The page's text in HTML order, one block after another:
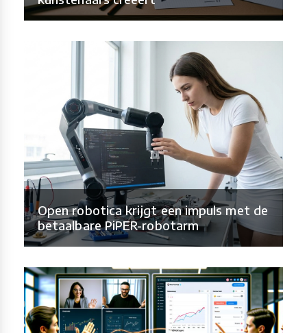
Open robotica krijgt een impuls met de
betaalbare PiPER-robotarm